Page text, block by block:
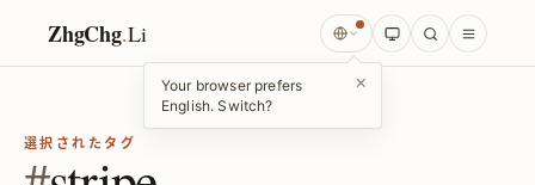
ZhgChg.Li
Your browser prefers
English. Switch?
×
選択されたタグ